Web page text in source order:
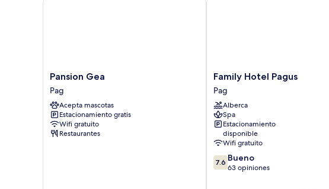
Pansion
Gea
Pag
Pansion Gea
Pag
Acepta mascotas
Estacionamiento gratis
Wifi gratuito
Restaurantes
Family
Hotel
Pagus
Pag
Family Hotel Pagus
Pag
Alberca
Spa
Estacionamiento
disponible
Wifi gratuito
7.6
de
7.6 Bueno
63 opiniones